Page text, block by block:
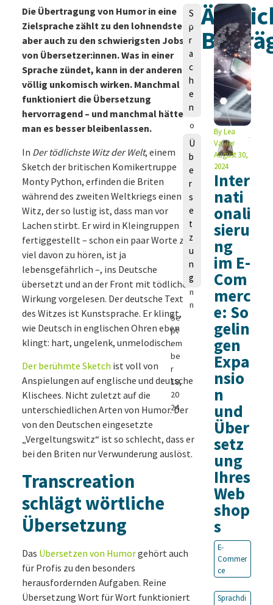
Die Übertragung von Humor in eine
Zielsprache zählt zu den lohnendsten,
aber auch zu den schwierigsten Jobs
von Übersetzer:innen. Was in einer
Sprache zündet, kann in der anderen
völlig unkomisch wirken. Manchmal
funktioniert die Übersetzung
hervorragend – und manchmal hätte
man es besser bleibenlassen.
In Der tödlichste Witz der Welt, einem
Sketch der britischen Komikertruppe
Monty Python, erfinden die Briten
während des zweiten Weltkriegs einen
Witz, der so lustig ist, dass man vor
Lachen stirbt. Er wird in Kleingruppen
fertiggestellt – schon ein paar Worte zu
viel davon zu hören, ist ja
lebensgefährlich –, ins Deutsche
übersetzt und an der Front mit tödlicher
Wirkung vorgelesen. Der deutsche Text
des Witzes ist Kunstsprache. Er klingt,
wie Deutsch in englischen Ohren eben
klingt: hart, ungelenk, unmelodisch.
Der berühmte Sketch ist voll von
Anspielungen auf englische und deutsche
Klischees. Nicht zuletzt auf die
unterschiedlichen Arten von Humor. Der
von den Deutschen eingesetzte
„Vergeltungswitz“ ist so schlecht, dass er
bei den Briten nur Verwunderung auslöst.
Transcreation
schlägt wörtliche
Übersetzung
Das Übersetzen von Humorgehört auch
für Profis zu den besonders
herausfordernden Aufgaben. Reine
Übersetzung Wort für Wort funktioniert
V
o
T
h
o
m
a
S
c
h
m
e
d
e
m
a
n
n
Se
pt
em
be
r
18,
20
24
S
p
r
a
c
h
e
n
Ü
b
e
r
s
e
t
z
u
n
g
ByLea
Valder
August 30,
2024
Inter
nati
onali
sieru
ng
im E-
Com
merc
e: So
gelin
gen
Expa
nsio
n
und
Über
setz
ung
Ihres
Web
shop
s
E-
Commer
ce
Sprachdi